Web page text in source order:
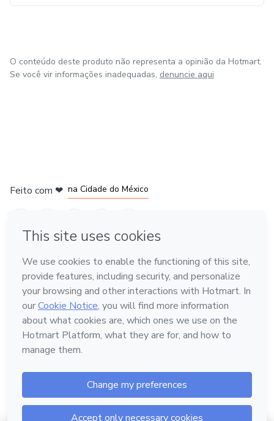
O conteúdo deste produto não representa a opinião da Hotmart.
Se você vir informações inadequadas, denuncie aqui
Feito com ❤ na Cidade do México
Conheça a Hotmart
Idioma
Português
Central de ajuda Termos Privacidade Cookies